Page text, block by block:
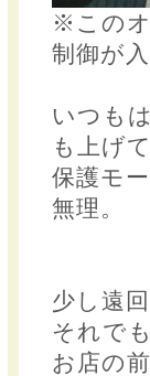
※この
制御が
いつも
も上げて
保護モ
無理。
少し遠
それで
お店の